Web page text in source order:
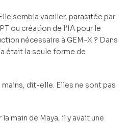
sembla vaciller, parasitée par
ou création de l’IA pour le
nécessaire à GEM-X ? Dans
était la seule forme de
dit-elle. Elles ne sont pas
la main de Maya, il y avait une